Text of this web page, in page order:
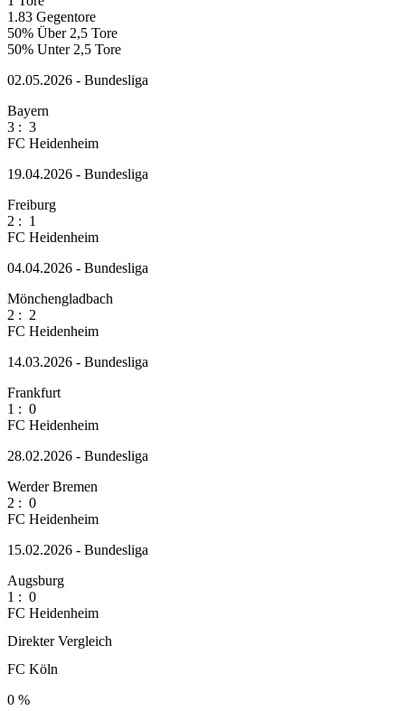
1.83 Gegentore
50% Über 2,5 Tore
50% Unter 2,5 Tore
02.05.2026 - Bundesliga
Bayern
3 : 3
FC Heidenheim
19.04.2026 - Bundesliga
Freiburg
2 : 1
FC Heidenheim
04.04.2026 - Bundesliga
Mönchengladbach
2 : 2
FC Heidenheim
14.03.2026 - Bundesliga
Frankfurt
1 : 0
FC Heidenheim
28.02.2026 - Bundesliga
Werder Bremen
2 : 0
FC Heidenheim
15.02.2026 - Bundesliga
Augsburg
1 : 0
FC Heidenheim
Direkter Vergleich
FC Köln
0 %